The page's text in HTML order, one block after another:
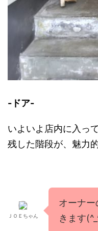
-ドア-
いよいよ店内に入っ
残した階段が、魅力的
ＪＯＥちゃん
オーナー
きます